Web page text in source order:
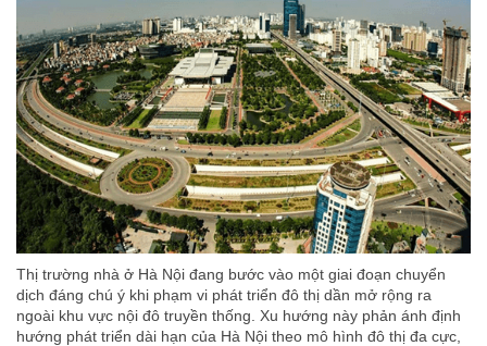
Thị trường nhà ở Hà Nội đang bước vào một giai đoạn chuyển
dịch đáng chú ý khi phạm vi phát triển đô thị dần mở rộng ra
ngoài khu vực nội đô truyền thống. Xu hướng này phản ánh định
hướng phát triển dài hạn của Hà Nội theo mô hình đô thị đa cực,